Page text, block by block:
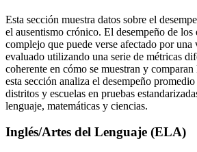
Esta sección muestra datos sobre el
el ausentismo crónico. El desempeño de los
complejo que puede verse afectado por una
evaluado utilizando una serie de métricas
coherente en cómo se muestran y comparan
esta sección analiza el desempeño
distritos y escuelas en pruebas
lenguaje, matemáticas y ciencias.
Inglés/Artes del Lenguaje (ELA)